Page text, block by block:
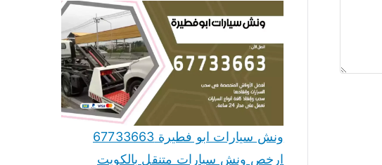
ونش سيارات ابو فطيرة 67733663
ارخص ونش سيارات متنقل بالكويت